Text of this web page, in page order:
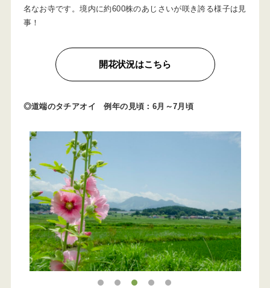
名なお寺です。境内に約600株のあじさいが咲き誇る様子は見
事！
開花状況はこちら
◎道端のタチアオイ 例年の見頃：6月～7月頃